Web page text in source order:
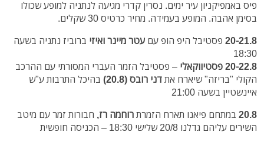
פיס באמפיקניון עיר ימים. נסרין קדרי מגיעה לנתניה למופע שכולו
בסימן אהבה. המופע בעמידה. מחיר כרטיס 30 שקלים.
20-21.8 פסטיבל היפ הופ עם עטר מיינר ואיזי ברוביז נתניה בשעה
18:30
20-22.8 פסטיווקאלי
– פסטיבל הזמר העברי המסורתי עם ההרכב
הקולי "בריזה" שיארח אתדני רובס (20.8)
בהיכל התרבות ע"ש
איינשטיין בשעה 21:00
20.8 במתחם פיאנו תארח הזמרתרוחמה רז, חבורות זמר עם מיטב
השירים עליהם גדלנו 20/8 שלישי 18:30 – הכניסה חופשית